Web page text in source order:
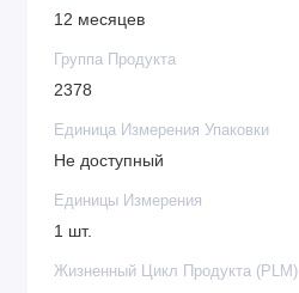
12 месяцев
Группа Продукта
2378
Единица Измерения Упаковки
Не доступный
Единицы Измерения
1 шт.
Жизненный Цикл Продукта (PLM)